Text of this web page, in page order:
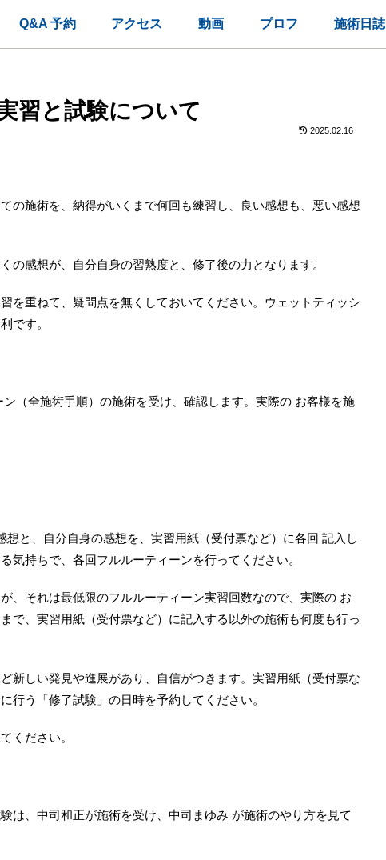
Q&A 予約 アクセス 動画 プロフ 施術日誌
習と試験について
2025.02.16
の施術を、納得がいくまで何回も練習し、良い感想も、悪い感想
感想が、自分自身の習熟度と、修了後の力となります。
を重ねて、疑問点を無くしておいてください。ウェットティッシ
です。
（全施術手順）の施術を受け、確認します。実際の お客様を施
と、自分自身の感想を、実習用紙（受付票など）に各回 記入し
持ちで、各回フルルーティーンを行ってください。
、それは最低限のフルルーティーン実習回数なので、実際の お
で、実習用紙（受付票など）に記入する以外の施術も何度も行っ
新しい発見や進展があり、自信がつきます。実習用紙（受付票な
行う「修了試験」の日時を予約してください。
ください。
は、中司和正が施術を受け、中司まゆみ が施術のやり方を見て